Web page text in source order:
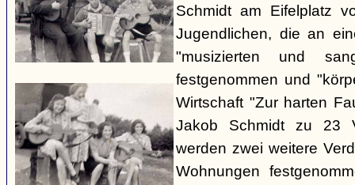
Schmidt am Eifelplatz
Jugendlichen, die an
"musizierten und
festgenommen und
Wirtschaft "Zur harten
Jakob Schmidt zu 23
werden zwei weitere
Wohnungen